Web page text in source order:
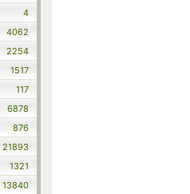
4
4062
2254
1517
117
6878
876
21893
1321
13840